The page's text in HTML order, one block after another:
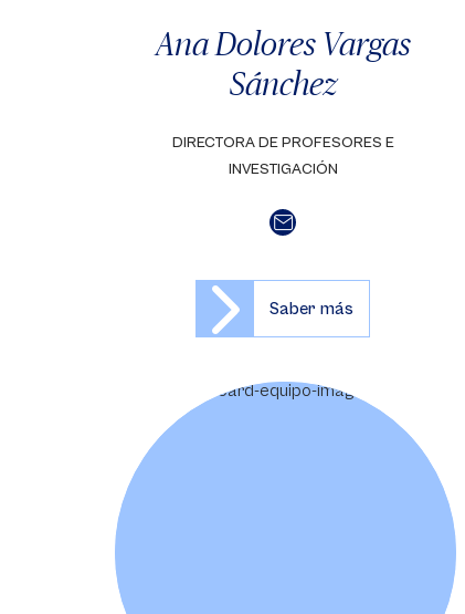
Ana Dolores Vargas
Sánchez
DIRECTORA DE PROFESORES E
INVESTIGACIÓN
Saber más